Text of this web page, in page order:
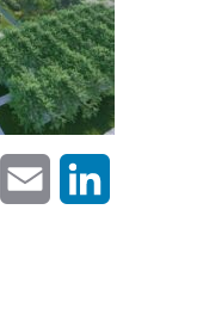
Pinterest Email